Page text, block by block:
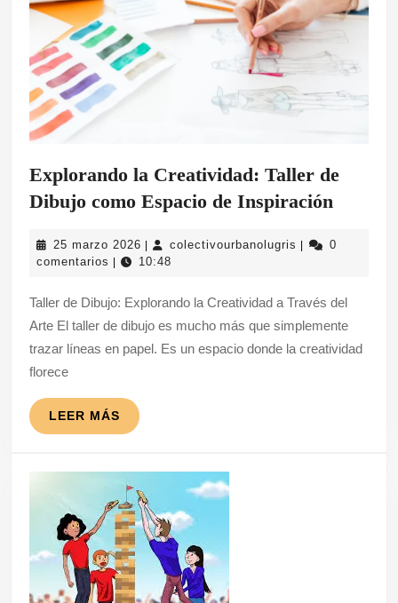
Explorando la Creatividad: Taller de
Dibujo como Espacio de Inspiración
de
Dibujo
como
25 marzo 2026 25
marzo
| colectivourbanolugris |
0
comentarios | 10:48
Taller de Dibujo: Explorando la Creatividad a Través del
Arte El taller de dibujo es mucho más que simplemente
trazar líneas en papel. Es un espacio donde la creatividad
florece
LEER MÁS LEER
MÁS